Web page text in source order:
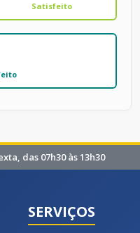
Satisfeito
das 07h30 às 13h30
SERVIÇOS